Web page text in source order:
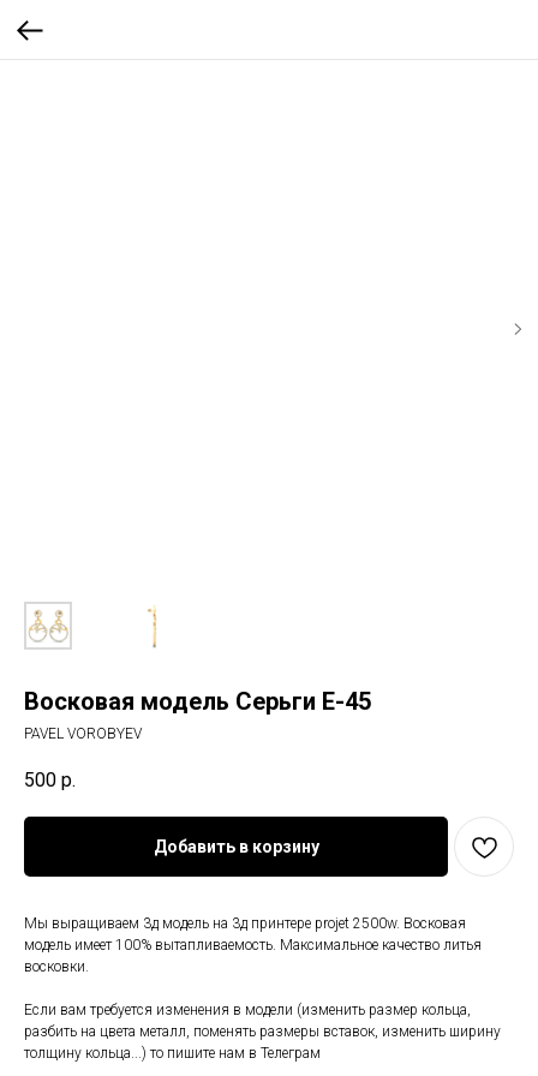
Восковая модель Серьги E-45
PAVEL VOROBYEV
500 р.
Добавить в корзину
Мы выращиваем 3д модель на 3д принтере projet 2500w. Восковая
модель имеет 100% вытапливаемость. Максимальное качество литья
восковки.
Если вам требуется изменения в модели (изменить размер кольца,
разбить на цвета металл, поменять размеры вставок, изменить ширину
толщину кольца...) то пишите нам в Телеграм